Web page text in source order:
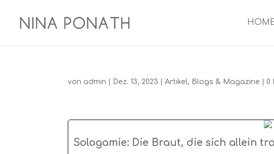
von admin Dez. 13, 2023 |Artikel, Blogs & Magazine 0
Sologamie: Die Braut, die sich allein